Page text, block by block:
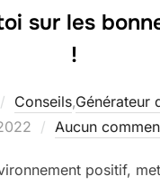
sur les
!
Conseils,Générateur
Aucun
positif,